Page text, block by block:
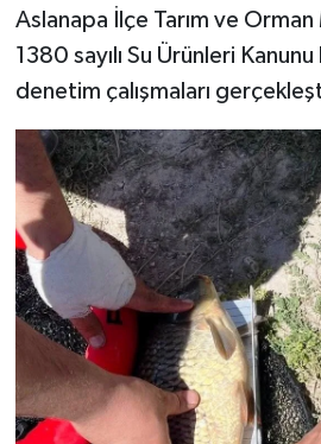
Aslanapa İlçe Tarım ve
1380 sayılı Su Ürünleri
denetim çalışmaları
Sağlık
Seri İlan
Siyaset
Spor
Teknoloji
Vasıta
Vefat Haberleri
Yaşam